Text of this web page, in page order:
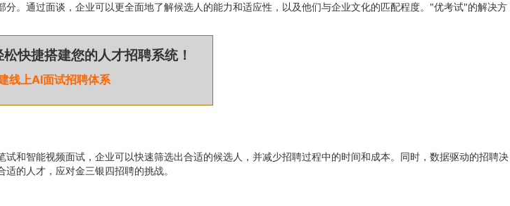
。通过面谈，企业可以更全面地了解候选人的能力和适应性，以及他们与企业文化的匹配程度。"优考试"的解决方
快捷搭建您的人才招聘系统！
线上AI面试招聘体系
和智能视频面试，企业可以快速筛选出合适的候选人，并减少招聘过程中的时间和成本。同时，数据驱动的招聘决
的人才，应对金三银四招聘的挑战。